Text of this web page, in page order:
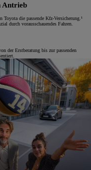
Antrieb
die passende Kfz-Versicherung.¹
durch vorausschauendes Fahren.
der Erstberatung bis zur passenden